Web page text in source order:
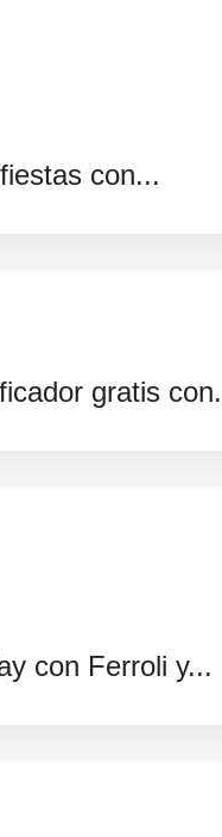
con...
gratis
con Ferroli y...